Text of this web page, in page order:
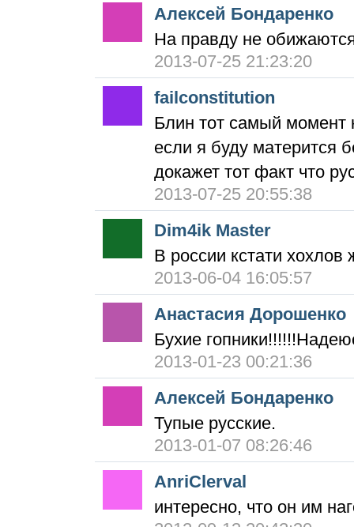
Алексей Бондаренко
На правду не
2013-07-25 21:23:20
failconstitution
Блин тот самый момент
если я буду матерится
докажет тот факт что
2013-07-25 20:55:38
Dim4ik Master
В россии кстати
2013-06-04 16:05:57
Анастасия Дорошенко
Бухие
2013-01-23 00:21:36
Алексей Бондаренко
Тупые русские.
2013-01-07 08:26:46
AnriClerval
интересно, что он им